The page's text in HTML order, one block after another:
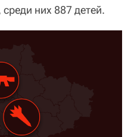
них 887 детей.